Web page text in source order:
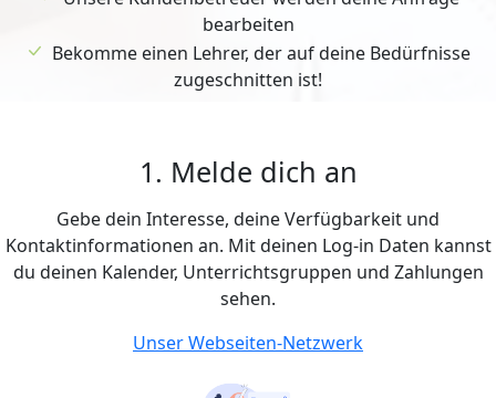
bearbeiten
Bekomme einen Lehrer, der auf deine Bedürfnisse
zugeschnitten ist!
1. Melde dich an
Gebe dein Interesse, deine Verfügbarkeit und
Kontaktinformationen an. Mit deinen Log-in Daten kannst
du deinen Kalender, Unterrichtsgruppen und Zahlungen
sehen.
Unser Webseiten-Netzwerk